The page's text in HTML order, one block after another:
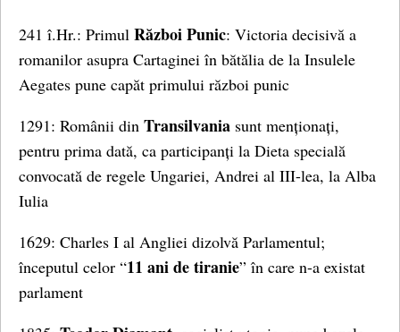
241 î.Hr.: Primul Război Punic: Victoria decisivă a
romanilor asupra Cartaginei în bătălia de la Insulele
Aegates pune capăt primului război punic
1291: Românii din Transilvania sunt menționați,
pentru prima dată, ca participanți la Dieta specială
convocată de regele Ungariei, Andrei al III-lea, la Alba
Iulia
1629: Charles I al Angliei dizolvă Parlamentul;
începutul celor “11 ani de tiranie” în care n-a existat
parlament